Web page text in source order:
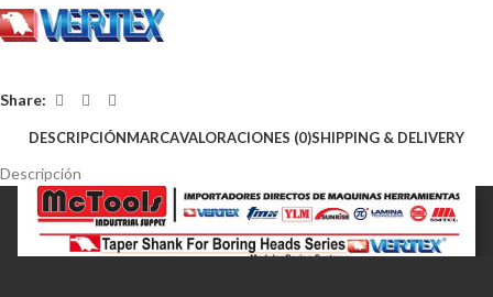
Share:
DESCRIPCIÓNMARCAVALORACIONES (0)SHIPPING & DELIVERY
Descripción